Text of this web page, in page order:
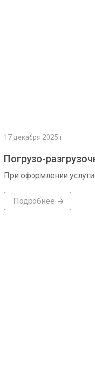
17 декабря 2025 г.
Погрузо-
При оформлении услуги
Подробнее